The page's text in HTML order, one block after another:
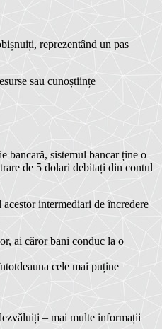
reprezentând un pas
sau cunoștiințe
bancară, sistemul bancar ține o
de 5 dolari debitați din contul
intermediari de încredere
ai căror bani conduc la o
cele mai puține
– mai multe informații